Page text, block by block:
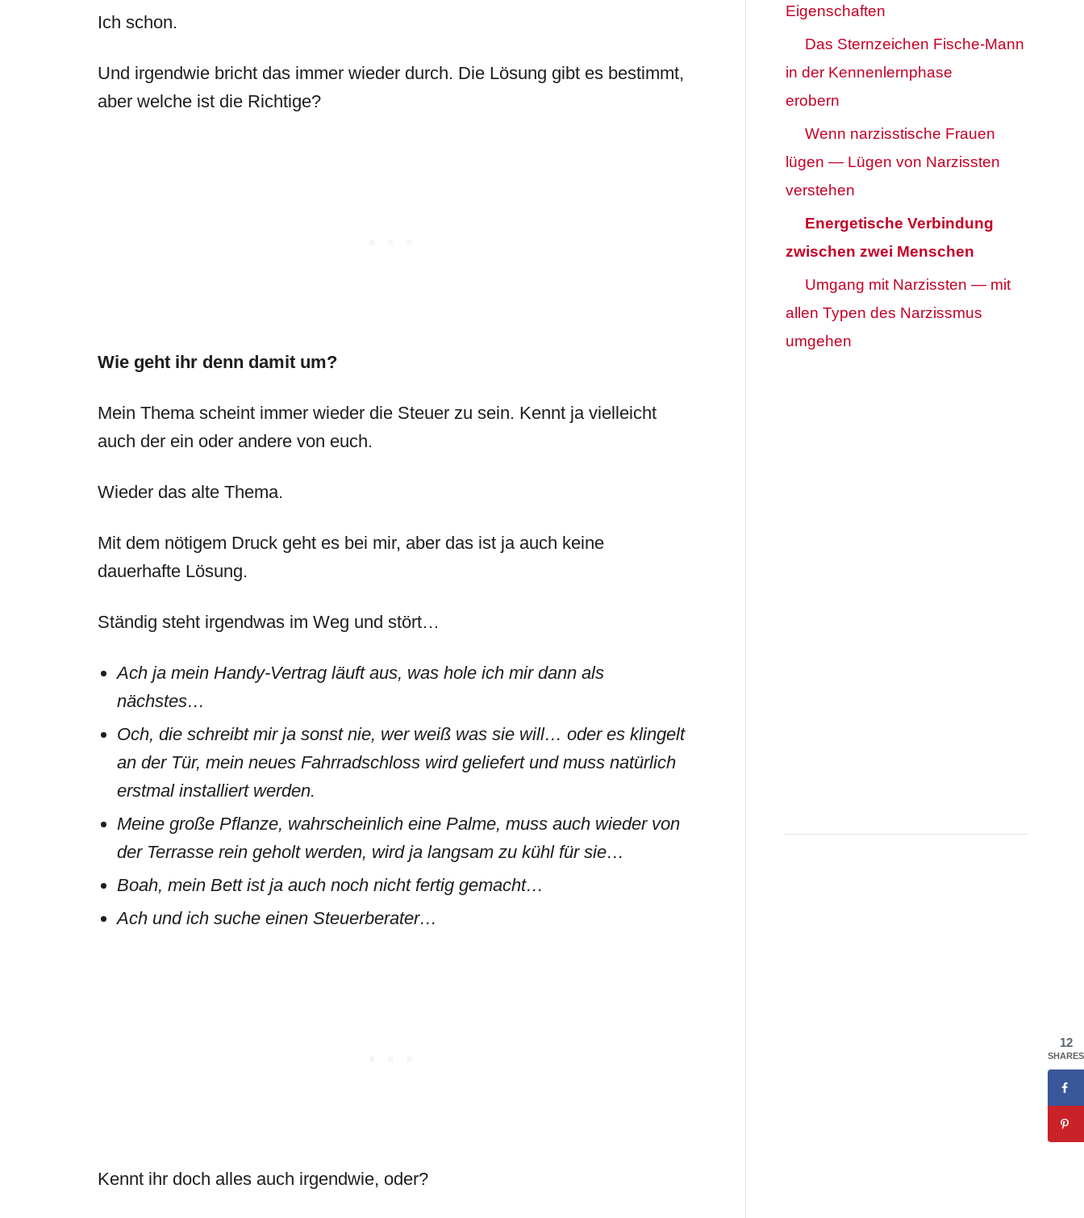
Ich schon.
Und irgendwie bricht das immer wieder durch. Die Lösung gibt es bestimmt,
aber welche ist die Richtige?
Wie geht ihr denn damit um?
Mein Thema scheint immer wieder die Steuer zu sein. Kennt ja vielleicht
auch der ein oder andere von euch.
Wieder das alte Thema.
Mit dem nötigem Druck geht es bei mir, aber das ist ja auch keine
dauerhafte Lösung.
Ständig steht irgendwas im Weg und stört…
Ach ja mein Handy-Vertrag läuft aus, was hole ich mir dann als
nächstes…
Och, die schreibt mir ja sonst nie, wer weiß was sie will… oder es klingelt
an der Tür, mein neues Fahrradschloss wird geliefert und muss natürlich
erstmal installiert werden.
Meine große Pflanze, wahrscheinlich eine Palme, muss auch wieder von
der Terrasse rein geholt werden, wird ja langsam zu kühl für sie…
Boah, mein Bett ist ja auch noch nicht fertig gemacht…
Ach und ich suche einen Steuerberater…
Kennt ihr doch alles auch irgendwie, oder?
Eigenschaften
Das Sternzeichen Fische-Mann
in der Kennenlernphase
erobern
Wenn narzisstische Frauen
lügen — Lügen von Narzissten
verstehen
Energetische Verbindung
zwischen zwei Menschen
Umgang mit Narzissten — mit
allen Typen des Narzissmus
umgehen
12
SHARES